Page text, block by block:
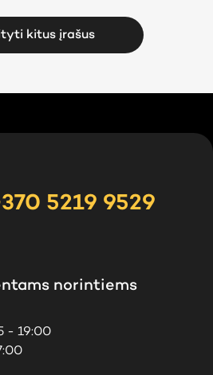
kitus įrašus
5219 9529
norintiems
- 19:00